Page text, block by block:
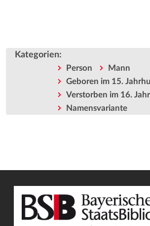
Kategorien:
Person
Mann
Geboren im 15.
Verstorben im 16.
Namensvariante